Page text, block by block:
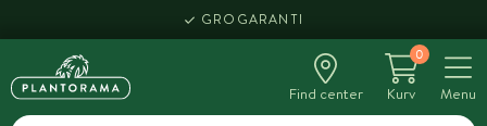
GROGARANTI
Find center
0
Kurv
Menu